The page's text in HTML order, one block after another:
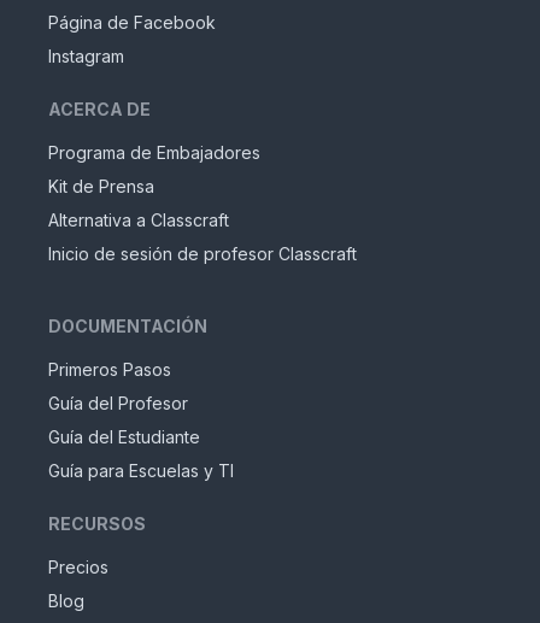
Página de Facebook
Instagram
ACERCA DE
Programa de Embajadores
Kit de Prensa
Alternativa a Classcraft
Inicio de sesión de profesor Classcraft
DOCUMENTACIÓN
Primeros Pasos
Guía del Profesor
Guía del Estudiante
Guía para Escuelas y TI
RECURSOS
Precios
Blog